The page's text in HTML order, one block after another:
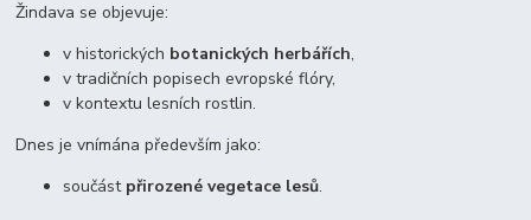
Žindava se objevuje:
v historických botanických herbářích,
v tradičních popisech evropské flóry,
v kontextu lesních rostlin.
Dnes je vnímána především jako:
součást přirozené vegetace lesů.